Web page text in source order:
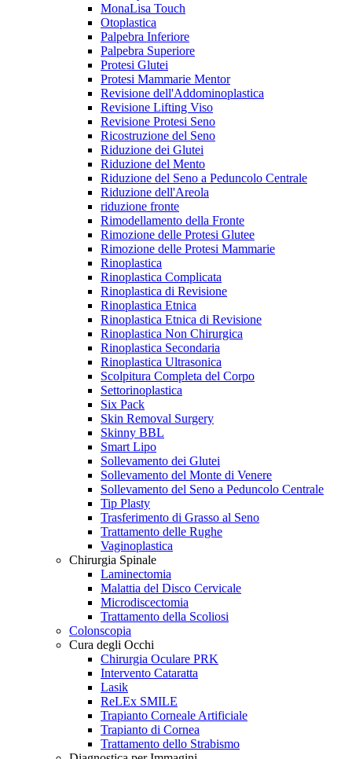
MonaLisa Touch
Otoplastica
Palpebra Inferiore
Palpebra Superiore
Protesi Glutei
Protesi Mammarie Mentor
Revisione dell'Addominoplastica
Revisione Lifting Viso
Revisione Protesi Seno
Ricostruzione del Seno
Riduzione dei Glutei
Riduzione del Mento
Riduzione del Seno a Peduncolo Centrale
Riduzione dell'Areola
riduzione fronte
Rimodellamento della Fronte
Rimozione delle Protesi Glutee
Rimozione delle Protesi Mammarie
Rinoplastica
Rinoplastica Complicata
Rinoplastica di Revisione
Rinoplastica Etnica
Rinoplastica Etnica di Revisione
Rinoplastica Non Chirurgica
Rinoplastica Secondaria
Rinoplastica Ultrasonica
Scolpitura Completa del Corpo
Settorinoplastica
Six Pack
Skin Removal Surgery
Skinny BBL
Smart Lipo
Sollevamento dei Glutei
Sollevamento del Monte di Venere
Sollevamento del Seno a Peduncolo Centrale
Tip Plasty
Trasferimento di Grasso al Seno
Trattamento delle Rughe
Vaginoplastica
Chirurgia Spinale
Laminectomia
Malattia del Disco Cervicale
Microdiscectomia
Trattamento della Scoliosi
Colonscopia
Cura degli Occhi
Chirurgia Oculare PRK
Intervento Cataratta
Lasik
ReLEx SMILE
Trapianto Corneale Artificiale
Trapianto di Cornea
Trattamento dello Strabismo